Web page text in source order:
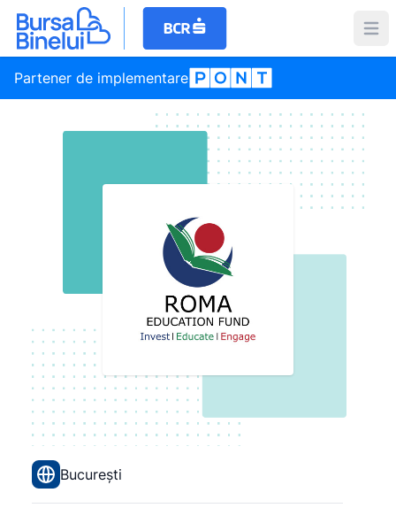
Partener de implementare
București